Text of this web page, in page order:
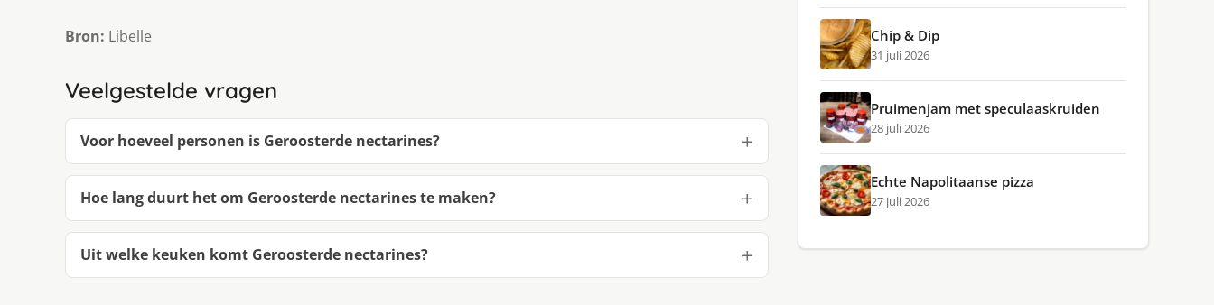
Bron: Libelle
Veelgestelde vragen
Voor hoeveel personen is Geroosterde nectarines?
Hoe lang duurt het om Geroosterde nectarines te maken?
Uit welke keuken komt Geroosterde nectarines?
Chip & Dip
31 juli 2026
Pruimenjam met speculaaskruiden
28 juli 2026
Echte Napolitaanse pizza
27 juli 2026